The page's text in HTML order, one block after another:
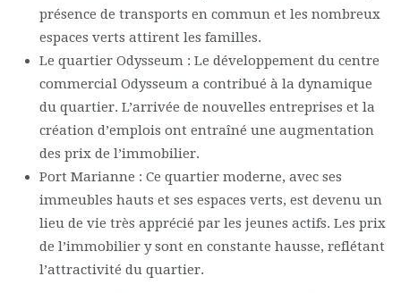
présence de transports en commun et les nombreux
espaces verts attirent les familles.
Le quartier Odysseum : Le développement du centre
commercial Odysseum a contribué à la dynamique
du quartier. L’arrivée de nouvelles entreprises et la
création d’emplois ont entraîné une augmentation
des prix de l’immobilier.
Port Marianne : Ce quartier moderne, avec ses
immeubles hauts et ses espaces verts, est devenu un
lieu de vie très apprécié par les jeunes actifs. Les prix
de l’immobilier y sont en constante hausse, reflétant
l’attractivité du quartier.